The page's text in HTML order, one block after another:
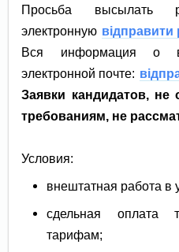
Просьба высылать
электронную
Вся информация о
электронной почте:
Заявки кандидатов,
требованиям, не
Условия:
внештатная работа в
сдельная оплата
тарифам;